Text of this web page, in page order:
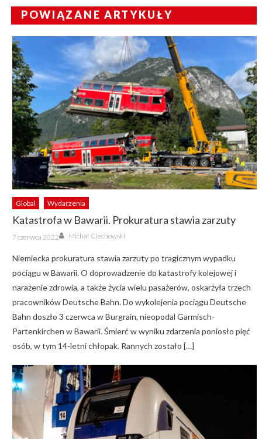
POWIĄZANE ARTYKUŁY
Global Wydarzenia
Katastrofa w Bawarii. Prokuratura stawia zarzuty
Posted
on
7 czerwca 2022 Author
Michał Ciechowski
Niemiecka prokuratura stawia zarzuty po tragicznym wypadku
pociągu w Bawarii. O doprowadzenie do katastrofy kolejowej i
narażenie zdrowia, a także życia wielu pasażerów, oskarżyła trzech
pracowników Deutsche Bahn. Do wykolejenia pociągu Deutsche
Bahn doszło 3 czerwca w Burgrain, nieopodal Garmisch-
Partenkirchen w Bawarii. Śmierć w wyniku zdarzenia poniosło pięć
osób, w tym 14-letni chłopak. Rannych zostało […]